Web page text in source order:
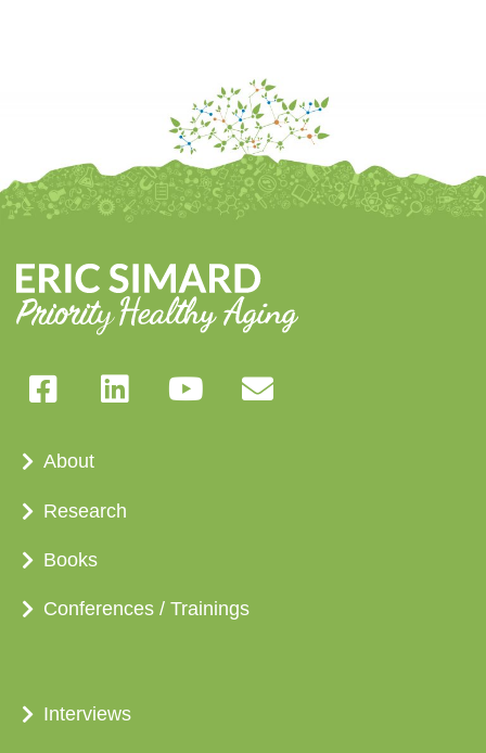
About
Research
Books
Conferences / Trainings
Interviews